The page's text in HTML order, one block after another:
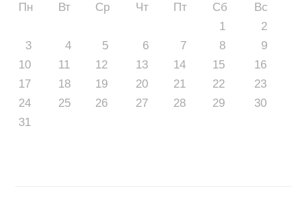
Пн Вт Ср Чт Пт Сб
Вс
1
2
3
4 5 6 7 8
9
10
11 12 13 14 15
16
17
18 19 20 21 22
23
24
25 26 27 28 29
30
31